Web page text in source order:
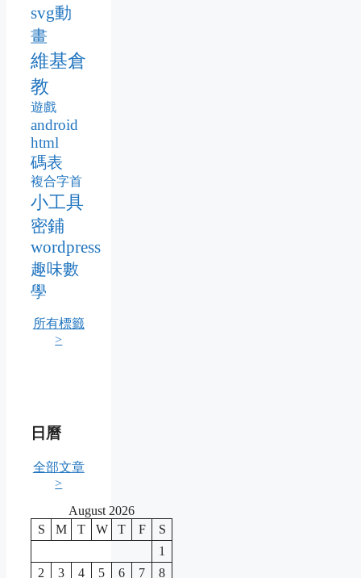
svg動
畫
維基倉
教
遊戲
android
html
碼表
複合字首
小工具
密鋪
wordpress
趣味數
學
所有標籤
>
日曆
全部文章
>
August 2026
S
M T W T F
S
1
2
3 4 5 6 7
8